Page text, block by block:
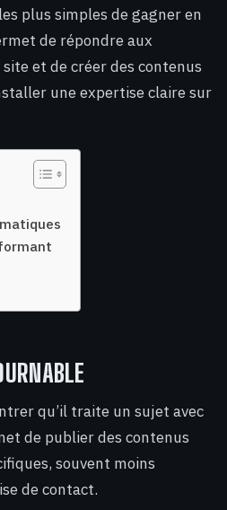
plus simples de gagner en
de répondre aux
et de créer des contenus
une expertise claire sur
qu’il traite un sujet avec
de publier des contenus
souvent moins
de contact.